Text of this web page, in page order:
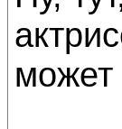
может